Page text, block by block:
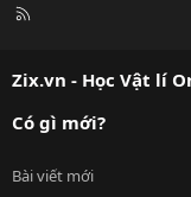
R
Zix.vn - Học Vật lí
Có gì mới?
Bài viết mới